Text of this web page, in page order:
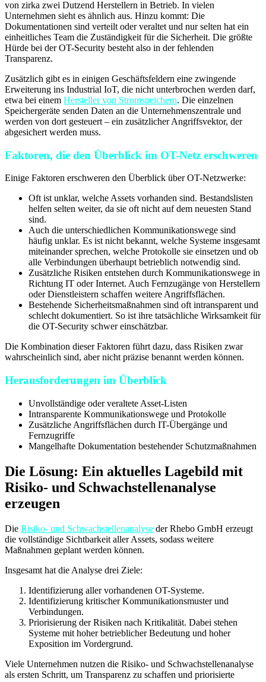
von zirka zwei Dutzend Herstellern in Betrieb. In vielen
Unternehmen sieht es ähnlich aus. Hinzu kommt: Die
Dokumentationen sind verteilt oder veraltet und nur selten hat ein
einheitliches Team die Zuständigkeit für die Sicherheit. Die größte
Hürde bei der OT-Security besteht also in der fehlenden
Transparenz.
Zusätzlich gibt es in einigen Geschäftsfeldern eine zwingende
Erweiterung ins Industrial IoT, die nicht unterbrochen werden darf,
etwa bei einem Hersteller von Stromspeichern. Die einzelnen
Speichergeräte senden Daten an die Unternehmenszentrale und
werden von dort gesteuert – ein zusätzlicher Angriffsvektor, der
abgesichert werden muss.
Faktoren, die den Überblick im OT-Netz erschweren
Einige Faktoren erschweren den Überblick über OT-Netzwerke:
Oft ist unklar, welche Assets vorhanden sind. Bestandslisten
helfen selten weiter, da sie oft nicht auf dem neuesten Stand
sind.
Auch die unterschiedlichen Kommunikationswege sind
häufig unklar. Es ist nicht bekannt, welche Systeme insgesamt
miteinander sprechen, welche Protokolle sie einsetzen und ob
alle Verbindungen überhaupt betrieblich notwendig sind.
Zusätzliche Risiken entstehen durch Kommunikationswege in
Richtung IT oder Internet. Auch Fernzugänge von Herstellern
oder Dienstleistern schaffen weitere Angriffsflächen.
Bestehende Sicherheitsmaßnahmen sind oft intransparent und
schlecht dokumentiert. So ist ihre tatsächliche Wirksamkeit für
die OT-Security schwer einschätzbar.
Die Kombination dieser Faktoren führt dazu, dass Risiken zwar
wahrscheinlich sind, aber nicht präzise benannt werden können.
Herausforderungen im Überblick
Unvollständige oder veraltete Asset-Listen
Intransparente Kommunikationswege und Protokolle
Zusätzliche Angriffsflächen durch IT-Übergänge und
Fernzugriffe
Mangelhafte Dokumentation bestehender Schutzmaßnahmen
Die Lösung: Ein aktuelles Lagebild mit
Risiko- und Schwachstellenanalyse
erzeugen
Die Risiko- und Schwachstellenanalyse der Rhebo GmbH erzeugt
die vollständige Sichtbarkeit aller Assets, sodass weitere
Maßnahmen geplant werden können.
Insgesamt hat die Analyse drei Ziele:
Identifizierung aller vorhandenen OT-Systeme.
Identifizierung kritischer Kommunikationsmuster und
Verbindungen.
Priorisierung der Risiken nach Kritikalität. Dabei stehen
Systeme mit hoher betrieblicher Bedeutung und hoher
Exposition im Vordergrund.
Viele Unternehmen nutzen die Risiko- und Schwachstellenanalyse
als ersten Schritt, um Transparenz zu schaffen und priorisierte